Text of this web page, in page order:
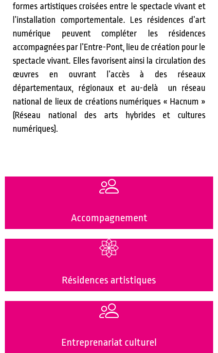
formes artistiques croisées entre le spectacle vivant et
l’installation comportementale. Les résidences d’art
numérique peuvent compléter les résidences
accompagnées par l’Entre-Pont, lieu de création pour le
spectacle vivant. Elles favorisent ainsi la circulation des
œuvres en ouvrant l’accès à des réseaux
départementaux, régionaux et au-delà un réseau
national de lieux de créations numériques « Hacnum »
(Réseau national des arts hybrides et cultures
numériques).
Accompagnement
Résidences artistiques
Entreprenariat culturel